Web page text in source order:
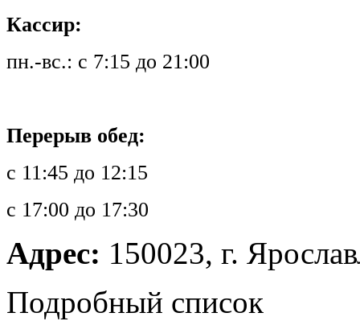
Кассир:
пн.-вс.: с 7:15 до 21:00
Перерыв обед:
с 11:45 до 12:15
с 17:00 до 17:30
Адрес: 150023, г.
Подробный список